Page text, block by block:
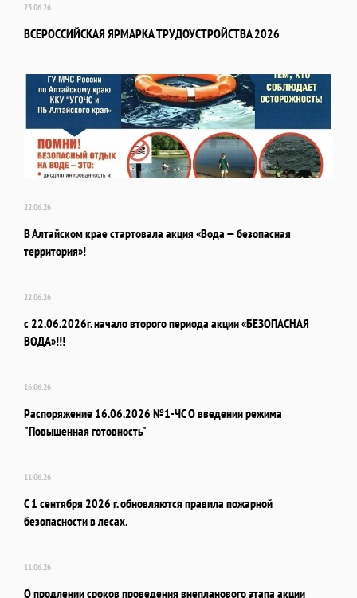
23.06.26
ВСЕРОССИЙСКАЯ ЯРМАРКА ТРУДОУСТРОЙСТВА 2026
22.06.26
В Алтайском крае стартовала акция «Вода — безопасная
территория»!
22.06.26
с 22.06.2026г. начало второго периода акции «БЕЗОПАСНАЯ
ВОДА»!!!
16.06.26
Распоряжение 16.06.2026 №1-ЧС О введении режима
"Повышенная готовность"
11.06.26
С 1 сентября 2026 г. обновляются правила пожарной
безопасности в лесах.
11.06.26
О продлении сроков проведения внепланового этапа акции